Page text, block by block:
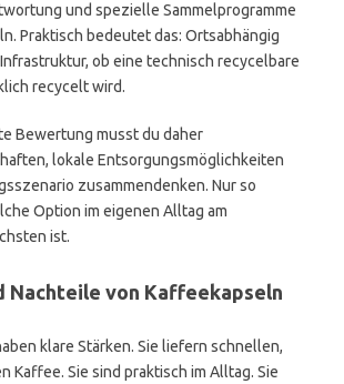
und spezielle Sammelprogramme
Praktisch bedeutet das: Ortsabhängig
ob eine technisch recycelbare
recycelt wird.
Bewertung musst du daher
lokale Entsorgungsmöglichkeiten
zusammendenken. Nur so
Option im eigenen Alltag am
ist.
Nachteile von Kaffeekapseln
klare Stärken. Sie liefern schnellen,
Kaffee. Sie sind praktisch im Alltag. Sie